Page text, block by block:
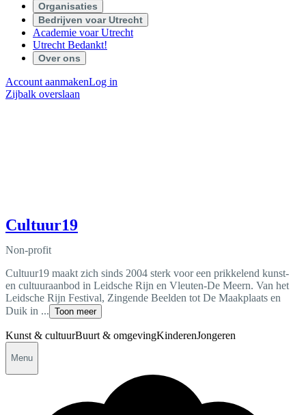
Organisaties
Bedrijven voar Utrecht
Academie voar Utrecht
Utrecht Bedankt!
Over ons
Account aanmakenLog in
Zijbalk overslaan
Cultuur19
Non-profit
Cultuur19 maakt zich sinds 2004 sterk voor een prikkelend kunst-
en cultuuraanbod in Leidsche Rijn en Vleuten-De Meern. Van het
Leidsche Rijn Festival, Zingende Beelden tot De Maakplaats en
Duik in ... Toon meer
Kunst & cultuurBuurt & omgevingKinderenJongeren
Menu